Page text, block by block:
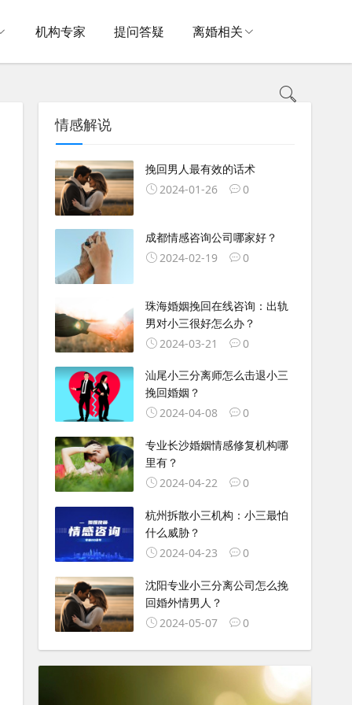
机构专家 提问答疑 离婚相关
情感解说
挽回男人最有效的话术
2024-01-26
0
成都情感咨询公司哪家好？
2024-02-19
0
珠海婚姻挽回在线咨询：出轨
男对小三很好怎么办？
2024-03-21
0
汕尾小三分离师怎么击退小三
挽回婚姻？
2024-04-08
0
专业长沙婚姻情感修复机构哪
里有？
2024-04-22
0
杭州拆散小三机构：小三最怕
什么威胁？
2024-04-23
0
沈阳专业小三分离公司怎么挽
回婚外情男人？
2024-05-07
0